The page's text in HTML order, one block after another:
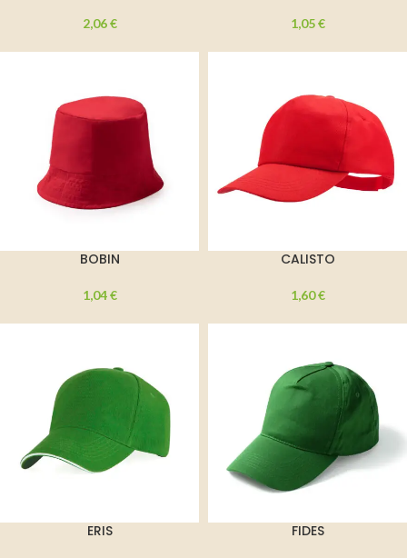
2,06€ 1,05€
BOBIN
1,04€
CALISTO
1,60€
ERIS FIDES